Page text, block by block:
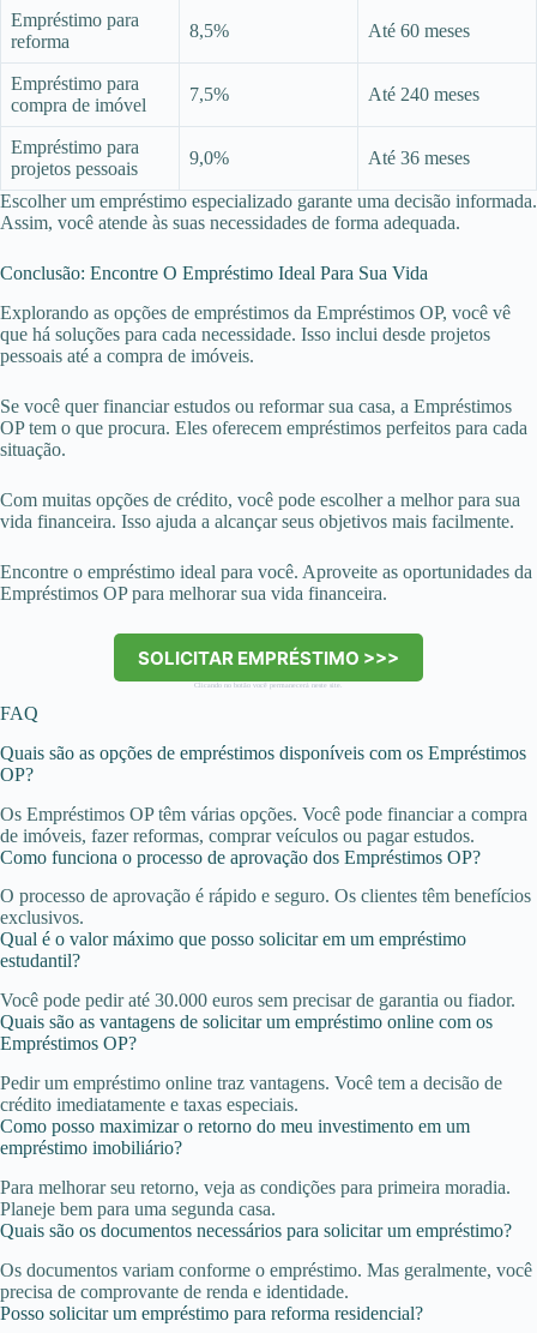
Empréstimo para
reforma
8,5% Até 60 meses
Empréstimo para
compra de imóvel
7,5% Até 240 meses
Empréstimo para
projetos pessoais
9,0% Até 36 meses
Escolher um empréstimo especializado garante uma decisão informada.
Assim, você atende às suas necessidades de forma adequada.
Conclusão: Encontre O Empréstimo Ideal Para Sua Vida
Explorando as opções de empréstimos da Empréstimos OP, você vê
que há soluções para cada necessidade. Isso inclui desde projetos
pessoais até a compra de imóveis.
Se você quer financiar estudos ou reformar sua casa, a Empréstimos
OP tem o que procura. Eles oferecem empréstimos perfeitos para cada
situação.
Com muitas opções de crédito, você pode escolher a melhor para sua
vida financeira. Isso ajuda a alcançar seus objetivos mais facilmente.
Encontre o empréstimo ideal para você. Aproveite as oportunidades da
Empréstimos OP para melhorar sua vida financeira.
SOLICITAR EMPRÉSTIMO >>>
Clicando no botão você permanecerá neste site.
FAQ
Quais são as opções de empréstimos disponíveis com os Empréstimos
OP?
Os Empréstimos OP têm várias opções. Você pode financiar a compra
de imóveis, fazer reformas, comprar veículos ou pagar estudos.
Como funciona o processo de aprovação dos Empréstimos OP?
O processo de aprovação é rápido e seguro. Os clientes têm benefícios
exclusivos.
Qual é o valor máximo que posso solicitar em um empréstimo
estudantil?
Você pode pedir até 30.000 euros sem precisar de garantia ou fiador.
Quais são as vantagens de solicitar um empréstimo online com os
Empréstimos OP?
Pedir um empréstimo online traz vantagens. Você tem a decisão de
crédito imediatamente e taxas especiais.
Como posso maximizar o retorno do meu investimento em um
empréstimo imobiliário?
Para melhorar seu retorno, veja as condições para primeira moradia.
Planeje bem para uma segunda casa.
Quais são os documentos necessários para solicitar um empréstimo?
Os documentos variam conforme o empréstimo. Mas geralmente, você
precisa de comprovante de renda e identidade.
Posso solicitar um empréstimo para reforma residencial?